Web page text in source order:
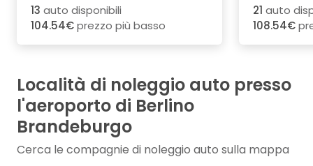
13 auto disponibili
104.54€prezzo più basso
21 auto
108.54€
Località di noleggio auto presso
l'aeroporto di Berlino
Brandeburgo
Cerca le compagnie di noleggio auto sulla mappa